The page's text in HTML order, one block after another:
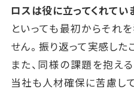
ロスは役に立ってくれてい
といっても最初からそれ
せん。振り返って実感した
また、同様の課題を抱え
当社も人材確保に苦慮して